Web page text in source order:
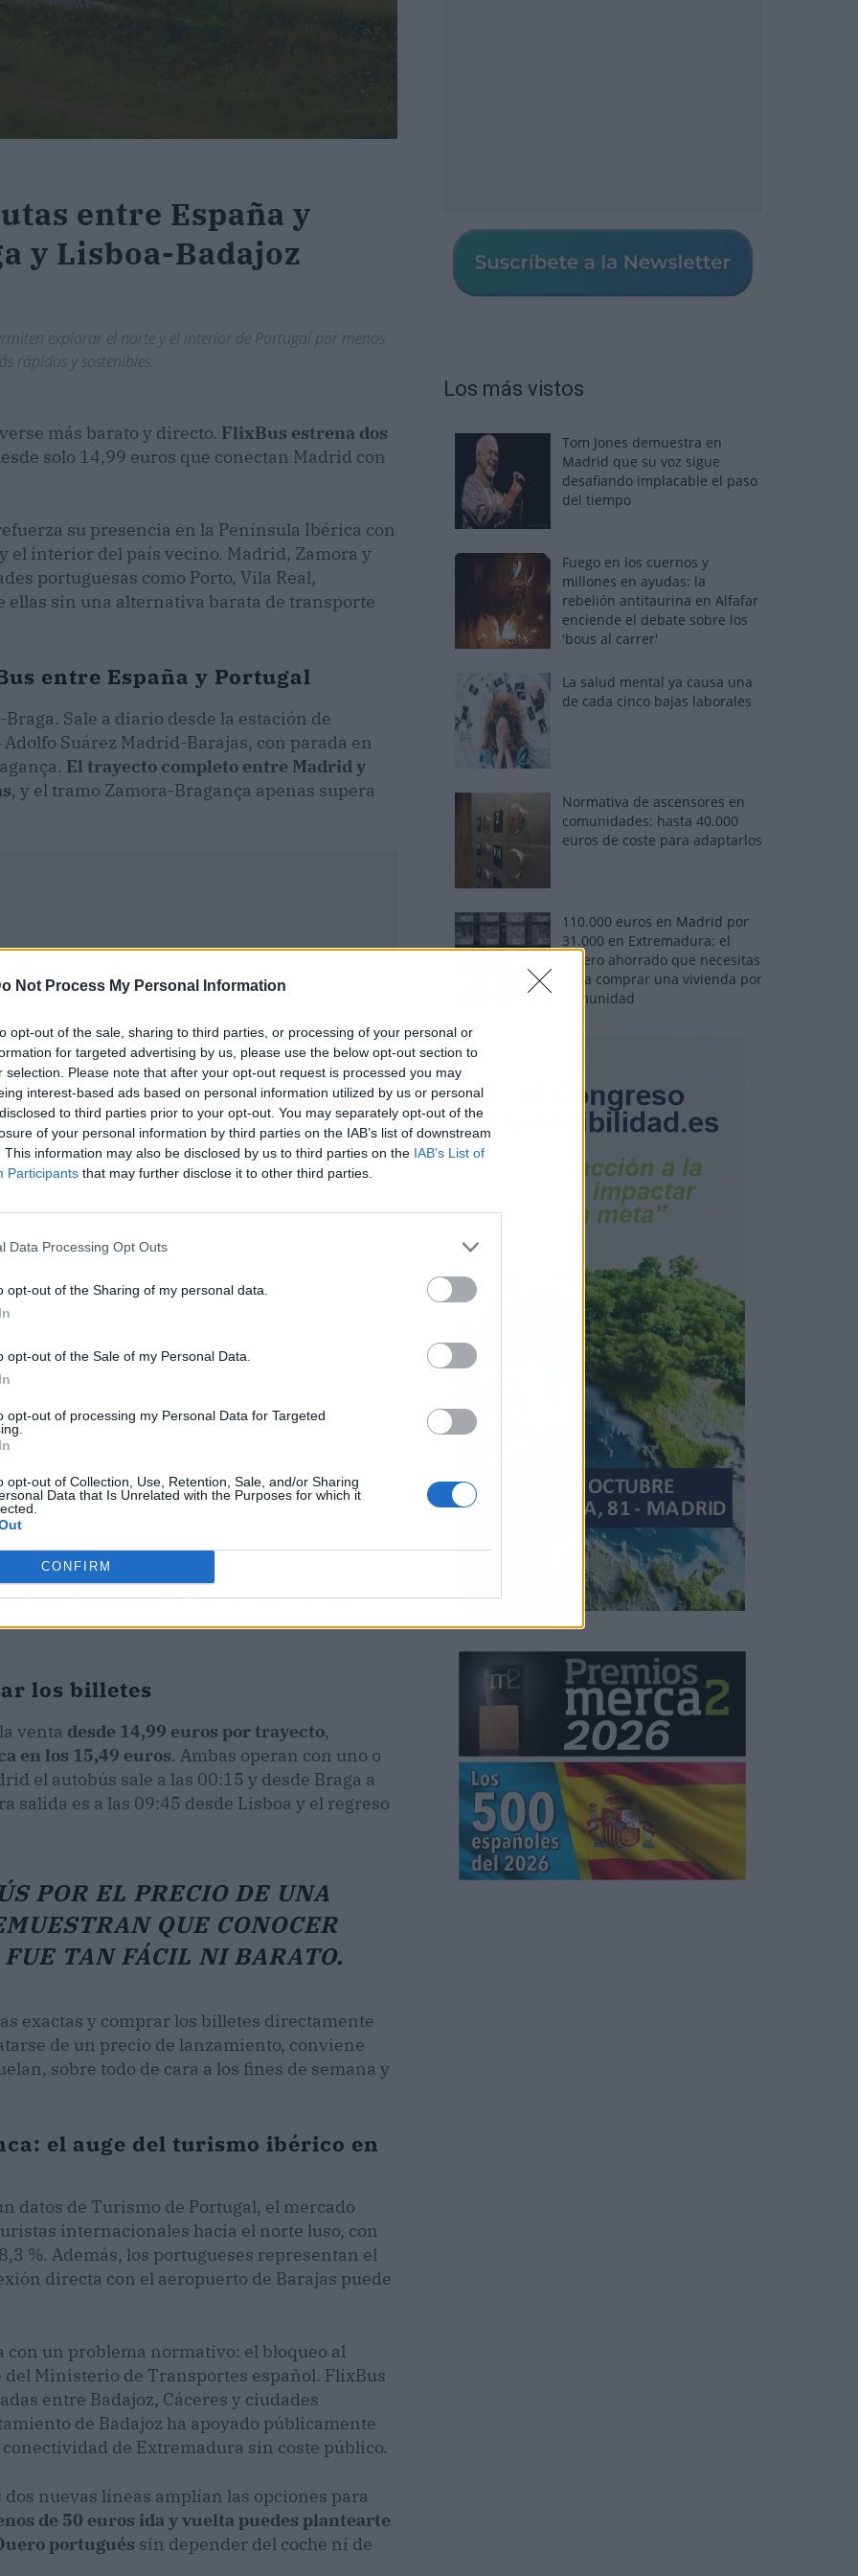
Not Process My Personal Information
opt-out of the sale, sharing to third parties, or processing of your personal or
for targeted advertising by us, please use the below opt-out section to
selection. Please note that after your opt-out request is processed you may
interest-based ads based on personal information utilized by us or personal
to third parties prior to your opt-out. You may separately opt-out of the
of your personal information by third parties on the IAB’s list of downstream
This information may also be disclosed by us to third parties on the IAB’s List of
Participants that may further disclose it to other third parties.
Data Processing Opt Outs
opt-out of the Sharing of my personal data.
opt-out of the Sale of my Personal Data.
opt-out of processing my Personal Data for Targeted
opt-out of Collection, Use, Retention, Sale, and/or Sharing
Data that Is Unrelated with the Purposes for which it
CONFIRM
entre España y
y Lisboa-Badajoz
explorar el norte y el interior de Portugal por menos
rápidos y sostenibles.
más barato y directo. FlixBus estrena dos
solo 14,99 euros que conectan Madrid con
su presencia en la Península Ibérica con
el interior del país vecino. Madrid, Zamora y
portuguesas como Porto, Vila Real,
ellas sin una alternativa barata de transporte
entre España y Portugal
Sale a diario desde la estación de
Suárez Madrid-Barajas, con parada en
El trayecto completo entre Madrid y
, y el tramo Zamora-Bragança apenas supera
vez para FlixBus el Alto Alentejo. Con
pasa por Setúbal, Montemor-o-Novo, Évora,
El viaje más largo, entre Badajoz y Setúbal,
Iberia y Sudamérica, destaca que estas
de Madrid-Barajas para que los viajeros
y, al mismo tiempo, facilitan a los españoles
los billetes
venta desde 14,99 euros por trayecto,
en los 15,49 euros. Ambas operan con uno o
el autobús sale a las 00:15 y desde Braga a
salida es a las 09:45 desde Lisboa y el regreso
POR EL PRECIO DE UNA
QUE CONOCER
TAN FÁCIL NI BARATO.
exactas y comprar los billetes directamente
de un precio de lanzamiento, conviene
sobre todo de cara a los fines de semana y
el auge del turismo ibérico en
datos de Turismo de Portugal, el mercado
internacionales hacia el norte luso, con
%. Además, los portugueses representan el
directa con el aeropuerto de Barajas puede
con un problema normativo: el bloqueo al
Ministerio de Transportes español. FlixBus
entre Badajoz, Cáceres y ciudades
de Badajoz ha apoyado públicamente
de Extremadura sin coste público.
dos nuevas líneas amplían las opciones para
de 50 euros ida y vuelta puedes plantearte
portugués sin depender del coche ni de
Los más vistos
Tom Jones demuestra en
Madrid que su voz sigue
desafiando implacable el paso
del tiempo
Fuego en los cuernos y
millones en ayudas: la
rebelión antitaurina en Alfafar
enciende el debate sobre los
'bous al carrer'
La salud mental ya causa una
de cada cinco bajas laborales
Normativa de ascensores en
comunidades: hasta 40.000
euros de coste para adaptarlos
110.000 euros en Madrid por
31.000 en Extremadura: el
dinero ahorrado que necesitas
para comprar una vivienda por
comunidad